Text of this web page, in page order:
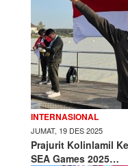
INTERNASIONAL
JUMAT, 19 DES 2025
Prajurit Kolinlamil
SEA Games 2025…